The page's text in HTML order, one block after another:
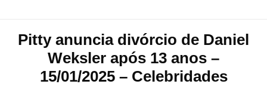
Pitty anuncia divórcio de Daniel
Weksler após 13 anos –
15/01/2025 – Celebridades